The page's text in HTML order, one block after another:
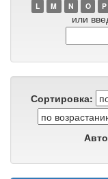
L
M N O P
или
Сортировка: